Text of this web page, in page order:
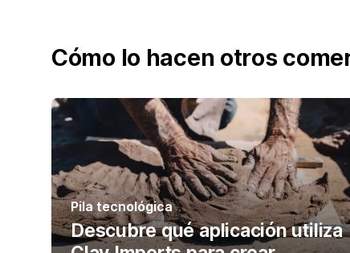
Cómo lo hacen otros
Pila tecnológica
Descubre qué aplicación utiliza